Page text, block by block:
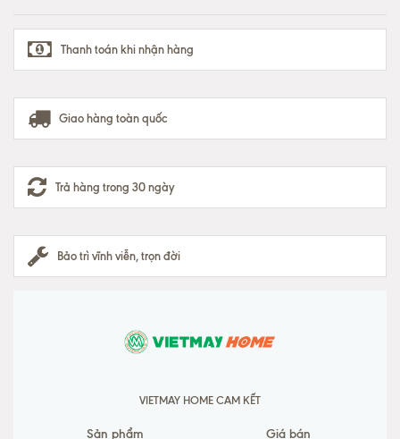
Thanh toán khi nhận hàng
Giao hàng toàn quốc
Trả hàng trong 30 ngày
Bảo trì vĩnh viễn, trọn đời
VIETMAY HOME CAM KẾT
Sản phẩm Giá bán